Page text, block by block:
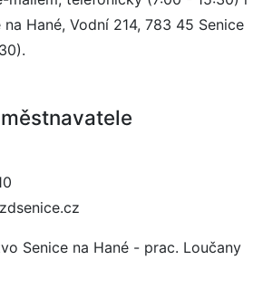
Hané, Vodní 214, 783 45 Senice
Senice na Hané - prac. Loučany